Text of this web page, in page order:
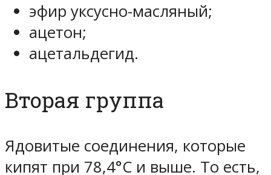
эфир уксусно-масляный;
ацетон;
ацетальдегид.
Вторая группа
Ядовитые соединения, которые
кипят при 78,4°С и выше. То есть,